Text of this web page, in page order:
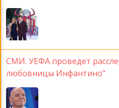
СМИ. УЕФА проведет
любовницы Инфантино"